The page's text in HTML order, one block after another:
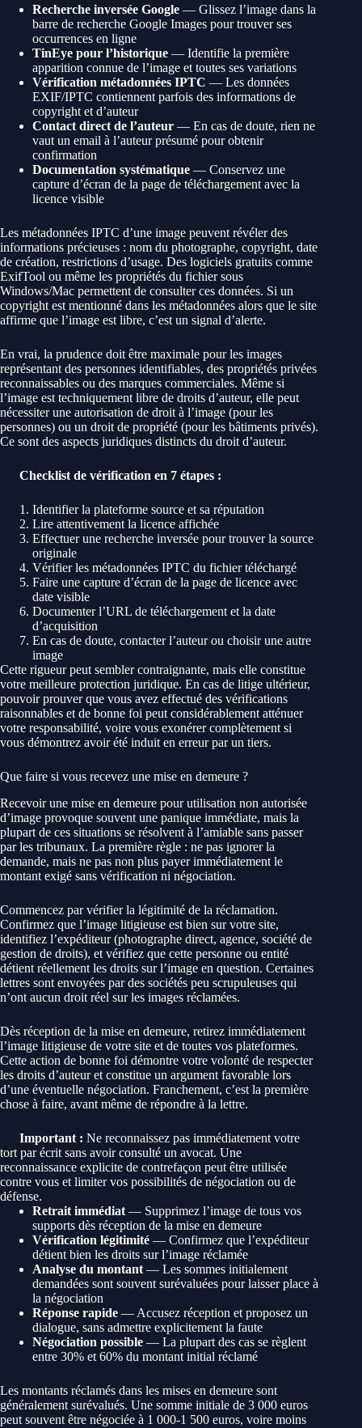
Recherche inversée Google — Glissez l’image dans la
barre de recherche Google Images pour trouver ses
occurrences en ligne
TinEye pour l’historique — Identifie la première
apparition connue de l’image et toutes ses variations
Vérification métadonnées IPTC — Les données
EXIF/IPTC contiennent parfois des informations de
copyright et d’auteur
Contact direct de l’auteur — En cas de doute, rien ne
vaut un email à l’auteur présumé pour obtenir
confirmation
Documentation systématique — Conservez une
capture d’écran de la page de téléchargement avec la
licence visible
Les métadonnées IPTC d’une image peuvent révéler des
informations précieuses : nom du photographe, copyright, date
de création, restrictions d’usage. Des logiciels gratuits comme
ExifTool ou même les propriétés du fichier sous
Windows/Mac permettent de consulter ces données. Si un
copyright est mentionné dans les métadonnées alors que le site
affirme que l’image est libre, c’est un signal d’alerte.
En vrai, la prudence doit être maximale pour les images
représentant des personnes identifiables, des propriétés privées
reconnaissables ou des marques commerciales. Même si
l’image est techniquement libre de droits d’auteur, elle peut
nécessiter une autorisation de droit à l’image (pour les
personnes) ou un droit de propriété (pour les bâtiments privés).
Ce sont des aspects juridiques distincts du droit d’auteur.
Checklist de vérification en 7 étapes :
Identifier la plateforme source et sa réputation
Lire attentivement la licence affichée
Effectuer une recherche inversée pour trouver la source
originale
Vérifier les métadonnées IPTC du fichier téléchargé
Faire une capture d’écran de la page de licence avec
date visible
Documenter l’URL de téléchargement et la date
d’acquisition
En cas de doute, contacter l’auteur ou choisir une autre
image
Cette rigueur peut sembler contraignante, mais elle constitue
votre meilleure protection juridique. En cas de litige ultérieur,
pouvoir prouver que vous avez effectué des vérifications
raisonnables et de bonne foi peut considérablement atténuer
votre responsabilité, voire vous exonérer complètement si
vous démontrez avoir été induit en erreur par un tiers.
Que faire si vous recevez une mise en demeure ?
Recevoir une mise en demeure pour utilisation non autorisée
d’image provoque souvent une panique immédiate, mais la
plupart de ces situations se résolvent à l’amiable sans passer
par les tribunaux. La première règle : ne pas ignorer la
demande, mais ne pas non plus payer immédiatement le
montant exigé sans vérification ni négociation.
Commencez par vérifier la légitimité de la réclamation.
Confirmez que l’image litigieuse est bien sur votre site,
identifiez l’expéditeur (photographe direct, agence, société de
gestion de droits), et vérifiez que cette personne ou entité
détient réellement les droits sur l’image en question. Certaines
lettres sont envoyées par des sociétés peu scrupuleuses qui
n’ont aucun droit réel sur les images réclamées.
Dès réception de la mise en demeure, retirez immédiatement
l’image litigieuse de votre site et de toutes vos plateformes.
Cette action de bonne foi démontre votre volonté de respecter
les droits d’auteur et constitue un argument favorable lors
d’une éventuelle négociation. Franchement, c’est la première
chose à faire, avant même de répondre à la lettre.
Important : Ne reconnaissez pas immédiatement votre
tort par écrit sans avoir consulté un avocat. Une
reconnaissance explicite de contrefaçon peut être utilisée
contre vous et limiter vos possibilités de négociation ou de
défense.
Retrait immédiat — Supprimez l’image de tous vos
supports dès réception de la mise en demeure
Vérification légitimité — Confirmez que l’expéditeur
détient bien les droits sur l’image réclamée
Analyse du montant — Les sommes initialement
demandées sont souvent surévaluées pour laisser place à
la négociation
Réponse rapide — Accusez réception et proposez un
dialogue, sans admettre explicitement la faute
Négociation possible — La plupart des cas se règlent
entre 30% et 60% du montant initial réclamé
Les montants réclamés dans les mises en demeure sont
généralement surévalués. Une somme initiale de 3 000 euros
peut souvent être négociée à 1 000-1 500 euros, voire moins